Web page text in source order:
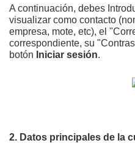
A continuación, debes
visualizar como contacto
empresa, mote, etc), el
correspondiente, su
botón Iniciar sesión.
2. Datos principales de la